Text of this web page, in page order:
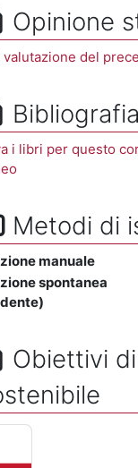
Opinione
valutazione del
Bibliografia
i libri per questo
Metodi di
manuale
spontanea
Obiettivi